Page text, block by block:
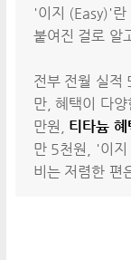
'이지 (Easy)'란
붙여진 걸로 알
전부 전월 실적
만, 혜택이 다
만원,
티타늄 혜
만 5천원, '이
비는 저렴한 편